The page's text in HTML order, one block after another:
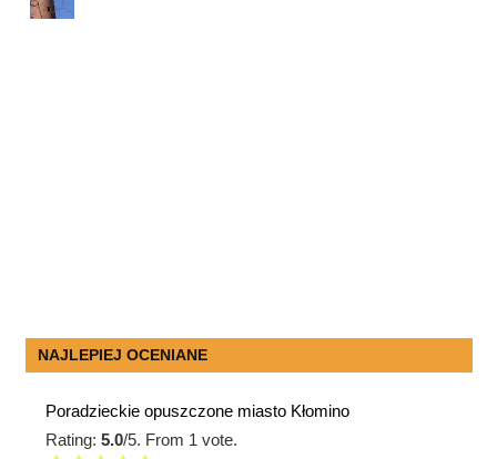
NAJLEPIEJ OCENIANE
Poradzieckie opuszczone miasto Kłomino
Rating:5.0/5. From 1 vote.